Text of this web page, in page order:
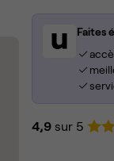
Faites
4,9 sur 5